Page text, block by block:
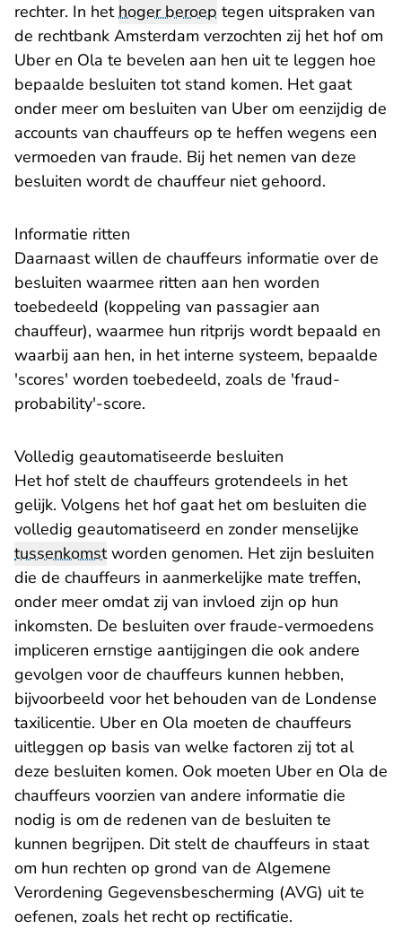
rechter. In hethoger beroep tegen uitspraken van
de rechtbank Amsterdam verzochten zij het hof om
Uber en Ola te bevelen aan hen uit te leggen hoe
bepaalde besluiten tot stand komen. Het gaat
onder meer om besluiten van Uber om eenzijdig de
accounts van chauffeurs op te heffen wegens een
vermoeden van fraude. Bij het nemen van deze
besluiten wordt de chauffeur niet gehoord.
Informatie ritten
Daarnaast willen de chauffeurs informatie over de
besluiten waarmee ritten aan hen worden
toebedeeld (koppeling van passagier aan
chauffeur), waarmee hun ritprijs wordt bepaald en
waarbij aan hen, in het interne systeem, bepaalde
'scores' worden toebedeeld, zoals de 'fraud-
probability'-score.
Volledig geautomatiseerde besluiten
Het hof stelt de chauffeurs grotendeels in het
gelijk. Volgens het hof gaat het om besluiten die
volledig geautomatiseerd en zonder menselijke
tussenkomstworden genomen. Het zijn besluiten
die de chauffeurs in aanmerkelijke mate treffen,
onder meer omdat zij van invloed zijn op hun
inkomsten. De besluiten over fraude-vermoedens
impliceren ernstige aantijgingen die ook andere
gevolgen voor de chauffeurs kunnen hebben,
bijvoorbeeld voor het behouden van de Londense
taxilicentie. Uber en Ola moeten de chauffeurs
uitleggen op basis van welke factoren zij tot al
deze besluiten komen. Ook moeten Uber en Ola de
chauffeurs voorzien van andere informatie die
nodig is om de redenen van de besluiten te
kunnen begrijpen. Dit stelt de chauffeurs in staat
om hun rechten op grond van de Algemene
Verordening Gegevensbescherming (AVG) uit te
oefenen, zoals het recht op rectificatie.